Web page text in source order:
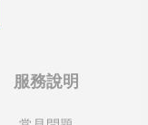
服務說明